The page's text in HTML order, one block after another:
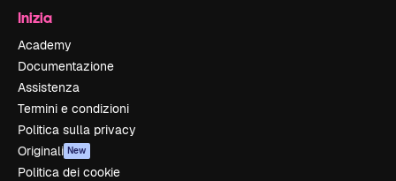
Inizia
Academy
Documentazione
Assistenza
Termini e condizioni
Politica sulla privacy
Originali New
Politica dei cookie